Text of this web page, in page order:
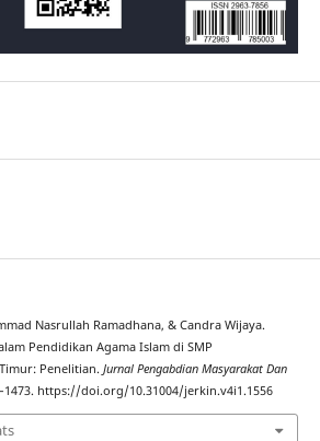
Nasrullah Ramadhana, & Candra Wijaya.
Pendidikan Agama Islam di SMP
Penelitian. Jurnal Pengabdian Masyarakat Dan
https://doi.org/10.31004/jerkin.v4i1.1556